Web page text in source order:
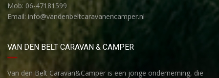
Mob: 06-47181599
Email: info@vandenbeltcaravanencamper.nl
VAN DEN BELT CARAVAN & CAMPER
Van den Belt Caravan&Camper is een jonge onderneming, die